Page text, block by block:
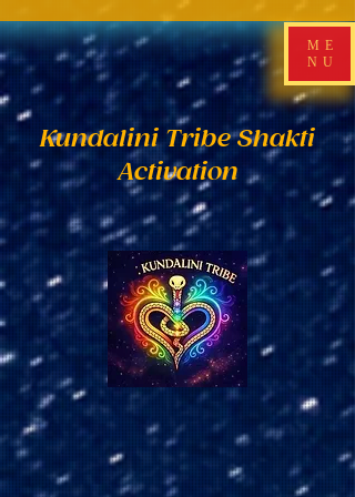
Kundalini Tribe Shakti
Activation
ME
NU